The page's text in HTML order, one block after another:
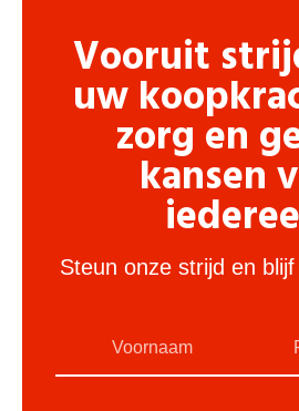
Vooruit
uw
zorg en
kansen
Steun onze strijd en